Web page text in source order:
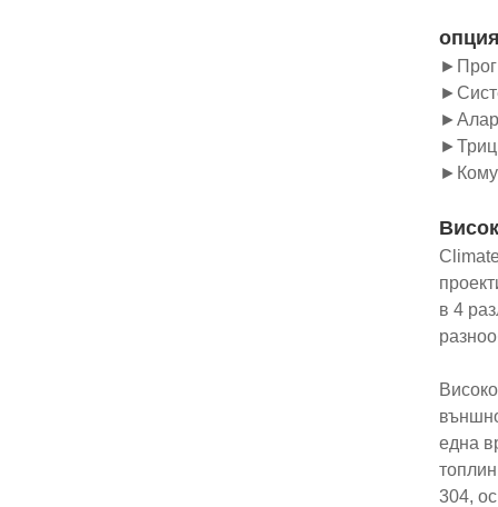
в 4
една
304,